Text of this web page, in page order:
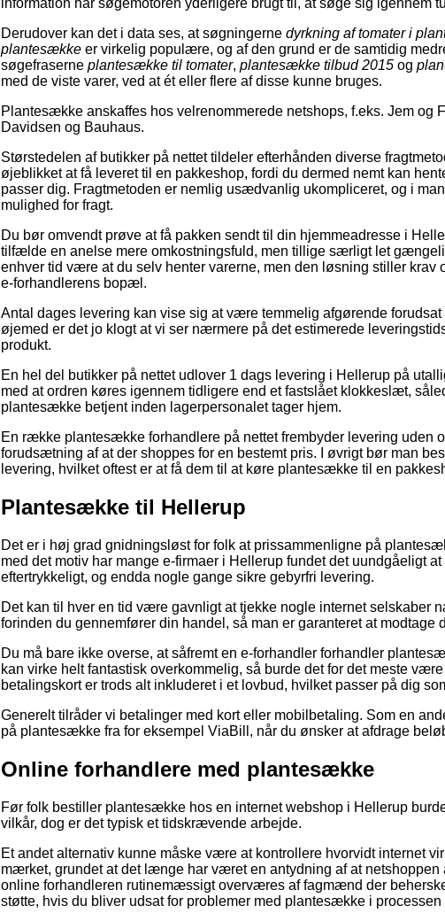
Derudover kan det i data ses, at søgningerne dyrkning af tomater i
plantesække er virkelig populære, og af den grund er de samtidig
søgefraserne plantesække til tomater, plantesække tilbud 2015 og
med de viste varer, ved at ét eller flere af disse kunne bruges.
Plantesække anskaffes hos velrenommerede netshops, f.eks. Jem og
Davidsen og Bauhaus.
Størstedelen af butikker på nettet tildeler efterhånden diverse
øjeblikket at få leveret til en pakkeshop, fordi du dermed nemt kan
passer dig. Fragtmetoden er nemlig usædvanlig ukompliceret, og i
mulighed for fragt.
Du bør omvendt prøve at få pakken sendt til din hjemmeadresse i
tilfælde en anelse mere omkostningsfuld, men tillige særligt let
enhver tid være at du selv henter varerne, men den løsning stiller
e-forhandlerens bopæl.
Antal dages levering kan vise sig at være temmelig afgørende
øjemed er det jo klogt at vi ser nærmere på det estimerede
produkt.
En hel del butikker på nettet udlover 1 dags levering i Hellerup på
med at ordren køres igennem tidligere end et fastslået klokkeslæt,
plantesække betjent inden lagerpersonalet tager hjem.
En række plantesække forhandlere på nettet frembyder levering uden
forudsætning af at der shoppes for en bestemt pris. I øvrigt bør man
levering, hvilket oftest er at få dem til at køre plantesække til en
Plantesække til Hellerup
Det er i høj grad gnidningsløst for folk at prissammenligne på
med det motiv har mange e-firmaer i Hellerup fundet det uundgåeligt
eftertrykkeligt, og endda nogle gange sikre gebyrfri levering.
Det kan til hver en tid være gavnligt at tjekke nogle internet selskaber
forinden du gennemfører din handel, så man er garanteret at modtage
Du må bare ikke overse, at såfremt en e-forhandler forhandler
kan virke helt fantastisk overkommelig, så burde det for det meste
betalingskort er trods alt inkluderet i et lovbud, hvilket passer på dig
Generelt tilråder vi betalinger med kort eller mobilbetaling. Som en
på plantesække fra for eksempel ViaBill, når du ønsker at afdrage
Online forhandlere med plantesække
Før folk bestiller plantesække hos en internet webshop i Hellerup
vilkår, dog er det typisk et tidskrævende arbejde.
Et andet alternativ kunne måske være at kontrollere hvorvidt internet
mærket, grundet at det længe har været en antydning af at netshoppen
online forhandleren rutinemæssigt overværes af fagmænd der
støtte, hvis du bliver udsat for problemer med plantesække i